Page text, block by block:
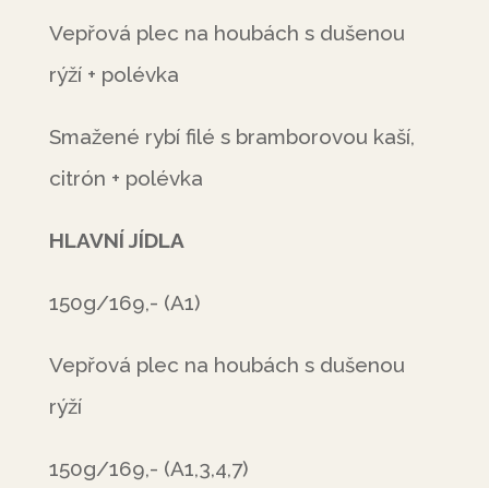
Vepřová plec na houbách s dušenou
rýží + polévka
Smažené rybí filé s bramborovou kaší,
citrón + polévka
HLAVNÍ JÍDLA
150g/169,- (A1)
Vepřová plec na houbách s dušenou
rýží
150g/169,- (A1,3,4,7)